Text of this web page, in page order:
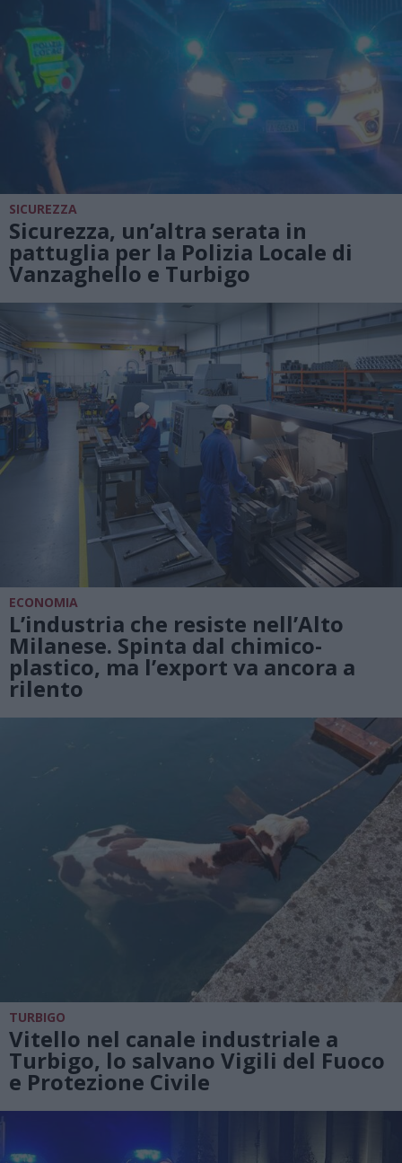
SICUREZZA
Sicurezza, un’altra serata in
pattuglia per la Polizia Locale di
Vanzaghello e Turbigo
ECONOMIA
L’industria che resiste nell’Alto
Milanese. Spinta dal chimico-
plastico, ma l’export va ancora a
rilento
TURBIGO
Vitello nel canale industriale a
Turbigo, lo salvano Vigili del Fuoco
e Protezione Civile